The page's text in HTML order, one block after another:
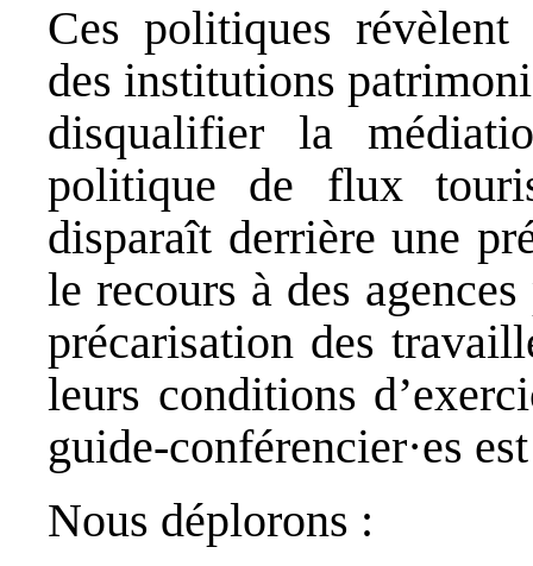
Ces politiques
des institutions
disqualifier la
politique de flux
disparaît derrière une
le recours à des
précarisation des
leurs conditions
guide-conférencier·es
Nous déplorons :